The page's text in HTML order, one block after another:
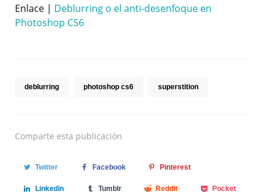
Enlace | Deblurring o el anti-desenfoque en
Photoshop CS6
deblurring photoshop cs6 superstition
Comparte esta publicación
Twitter Facebook Pinterest
Linkedin Tumblr Reddit Pocket